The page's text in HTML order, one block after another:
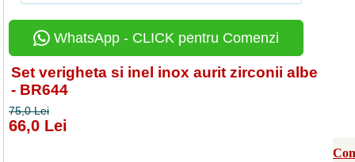
WhatsApp - CLICK pentru Comenzi
Set verigheta si inel inox aurit zirconii albe
- BR644
75,0 Lei
66,0 Lei